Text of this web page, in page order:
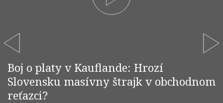
Boj o platy v Kauflande: Hrozí
Slovensku masívny štrajk v obchodnom
reťazci?